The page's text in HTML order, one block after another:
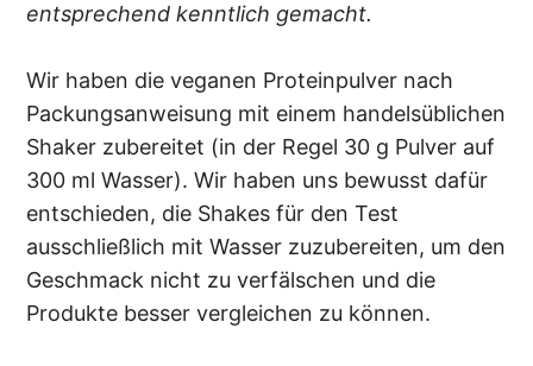
entsprechend kenntlich gemacht.
Wir haben die veganen Proteinpulver nach
Packungsanweisung mit einem handelsüblichen
Shaker zubereitet (in der Regel 30 g Pulver auf
300 ml Wasser). Wir haben uns bewusst dafür
entschieden, die Shakes für den Test
ausschließlich mit Wasser zuzubereiten, um den
Geschmack nicht zu verfälschen und die
Produkte besser vergleichen zu können.